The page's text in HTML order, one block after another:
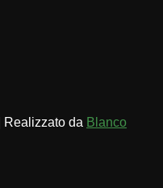
| Realizzato da Blanco